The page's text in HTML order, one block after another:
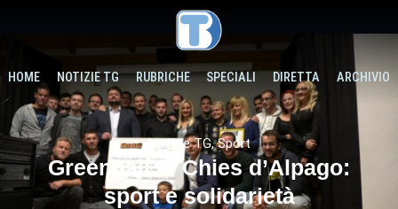
HOME NOTIZIE TG RUBRICHE SPECIALI DIRETTA ARCHIVIO
Notizie TG,Sport
Greenball di Chies d’Alpago:
sport e solidarietà